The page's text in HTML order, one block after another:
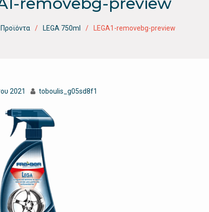
Προϊόντα LEGA 750ml LEGA1-removebg-preview
2021 toboulis_g05sd8f1